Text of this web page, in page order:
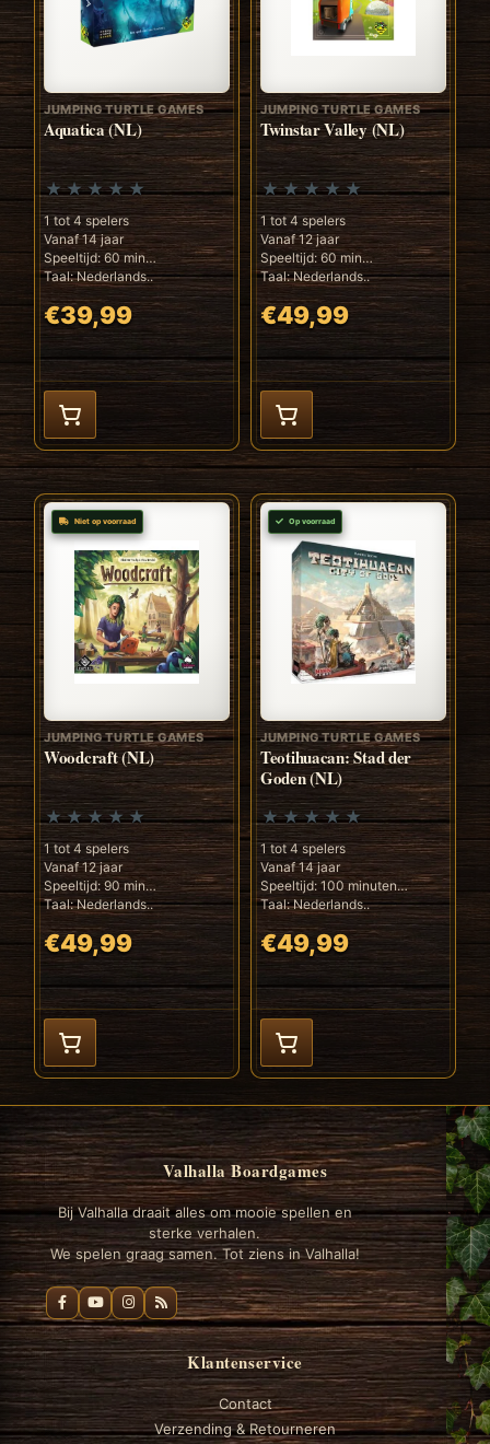
JUMPING TURTLE GAMES
Aquatica (NL)
1 tot 4 spelers
Vanaf 14 jaar
Speeltijd: 60 min
Taal: Nederlands..
€39,99
JUMPING TURTLE GAMES
Twinstar Valley (NL)
1 tot 4 spelers
Vanaf 12 jaar
Speeltijd: 60 min
Taal: Nederlands..
€49,99
Niet op voorraad
JUMPING TURTLE GAMES
Woodcraft (NL)
1 tot 4 spelers
Vanaf 12 jaar
Speeltijd: 90 min
Taal: Nederlands..
€49,99
Op voorraad
JUMPING TURTLE GAMES
Teotihuacan: Stad der
Goden (NL)
1 tot 4 spelers
Vanaf 14 jaar
Speeltijd: 100 minuten
Taal: Nederlands..
€49,99
Valhalla Boardgames
Bij Valhalla draait alles om mooie spellen en
sterke verhalen.
We spelen graag samen. Tot ziens in Valhalla!
Klantenservice
Contact
Verzending & Retourneren